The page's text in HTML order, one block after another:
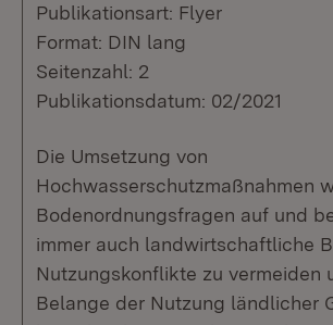
Publikationsart: Flyer
Format: DIN lang
Seitenzahl: 2
Publikationsdatum: 02/2021
Die Umsetzung von
Hochwasserschutzmaßnahmen
Bodenordnungsfragen auf und
immer auch landwirtschaftliche
Nutzungskonflikte zu vermeiden
Belange der Nutzung ländlicher